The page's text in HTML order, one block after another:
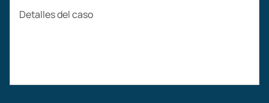
Lesiones laborales
Detalles del caso